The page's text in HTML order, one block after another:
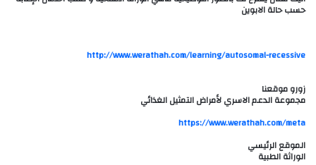
حسب حالة الابوين
http://www.werathah.com/learning/autosomal-recessive
زورو موقعنا
مجموعة الدعم الاسري لأمراض التمثيل الغذائي
الموقع الرئيسي
الوراثة الطبية